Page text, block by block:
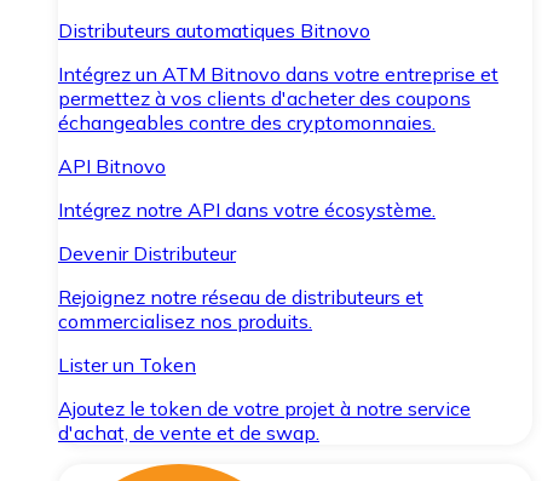
Distributeurs automatiques Bitnovo
Intégrez un ATM Bitnovo dans votre entreprise et
permettez à vos clients d'acheter des coupons
échangeables contre des cryptomonnaies.
API Bitnovo
Intégrez notre API dans votre écosystème.
Devenir Distributeur
Rejoignez notre réseau de distributeurs et
commercialisez nos produits.
Lister un Token
Ajoutez le token de votre projet à notre service
d'achat, de vente et de swap.